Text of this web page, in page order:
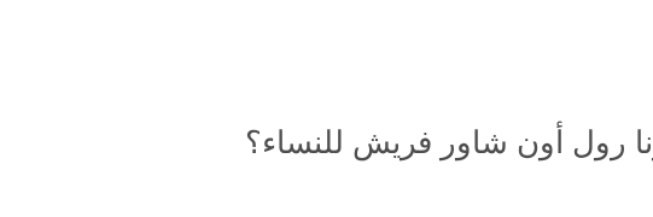
رول أون شاور فريش للنساء؟